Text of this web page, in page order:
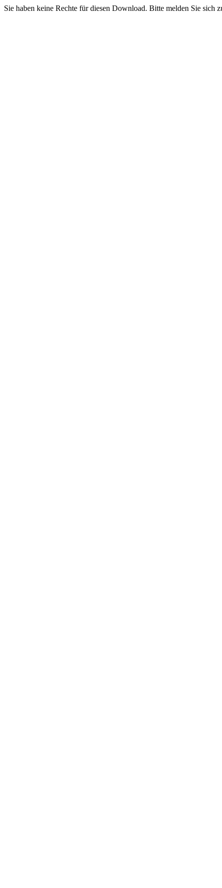
Sie haben keine Rechte für diesen Download. Bitte melden Sie sich